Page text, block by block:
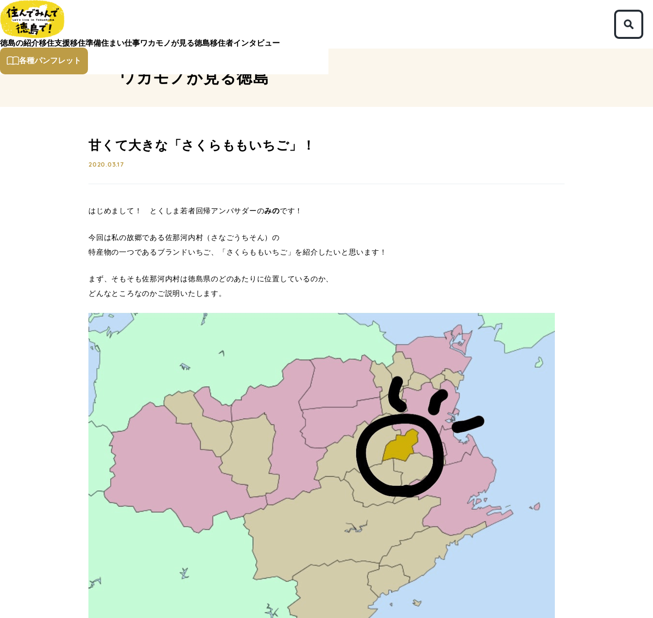
徳島の紹介移住支援移住準備住まい仕事ワカモノが見る徳島移住者インタビュー
各種パンフレット
ワカモノが見る徳島
甘くて大きな「さくらももいちご」！
2020.03.17
はじめまして！ とくしま若者回帰アンバサダーのみのです！
今回は私の故郷である佐那河内村（さなごうちそん）の
特産物の一つであるブランドいちご、「さくらももいちご」を紹介したいと思います！
まず、そもそも佐那河内村は徳島県のどのあたりに位置しているのか、
どんなところなのかご説明いたします。